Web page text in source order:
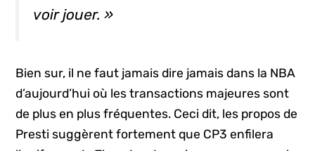
voir jouer. »
Bien sur, il ne faut jamais dire jamais dans la NBA
d’aujourd’hui où les transactions majeures sont
de plus en plus fréquentes. Ceci dit, les propos de
Presti suggèrent fortement que CP3 enfilera